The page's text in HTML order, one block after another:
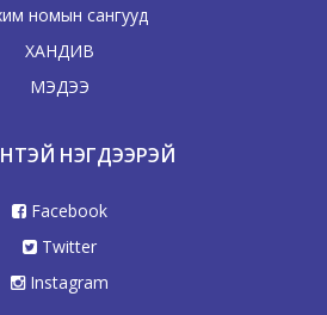
номын сангууд
ХАНДИВ
МЭДЭЭ
НЭГДЭЭРЭЙ
Facebook
Twitter
Instagram